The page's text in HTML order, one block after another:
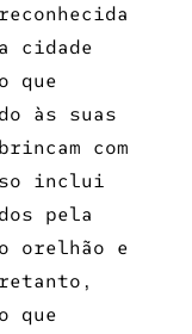
cidade
que
às suas
com
inclui
pela
orelhão e
que